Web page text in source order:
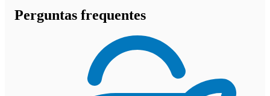
Perguntas frequentes